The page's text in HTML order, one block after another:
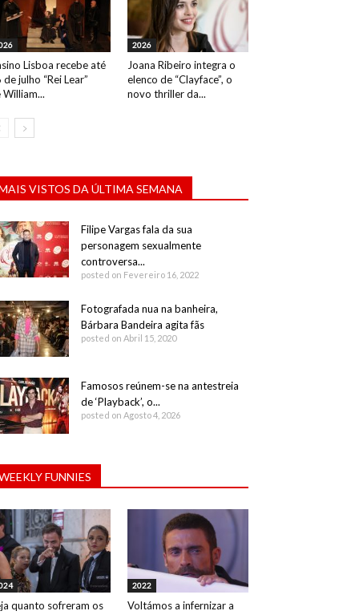
Lisboa recebe até
de julho “Rei Lear”
William...
2026
Joana Ribeiro integra o
elenco de “Clayface”, o
novo thriller da...
VISTOS DA ÚLTIMA SEMANA
Filipe Vargas fala da sua
personagem sexualmente
controversa...
posted on Fevereiro 16, 2022
Fotografada nua na banheira,
Bárbara Bandeira agita fãs
posted on Abril 15, 2020
Famosos reúnem-se na antestreia
de ‘Playback’, o...
posted on Agosto 4, 2026
FUNNIES
quanto sofreram os
2022
Voltámos a infernizar a